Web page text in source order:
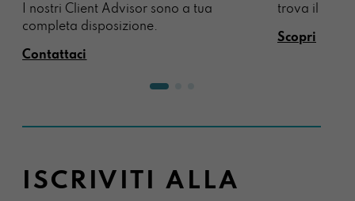
I nostri Client Advisor sono a tua
completa disposizione.
Contattaci
trova il
Scopri
ISCRIVITI ALLA